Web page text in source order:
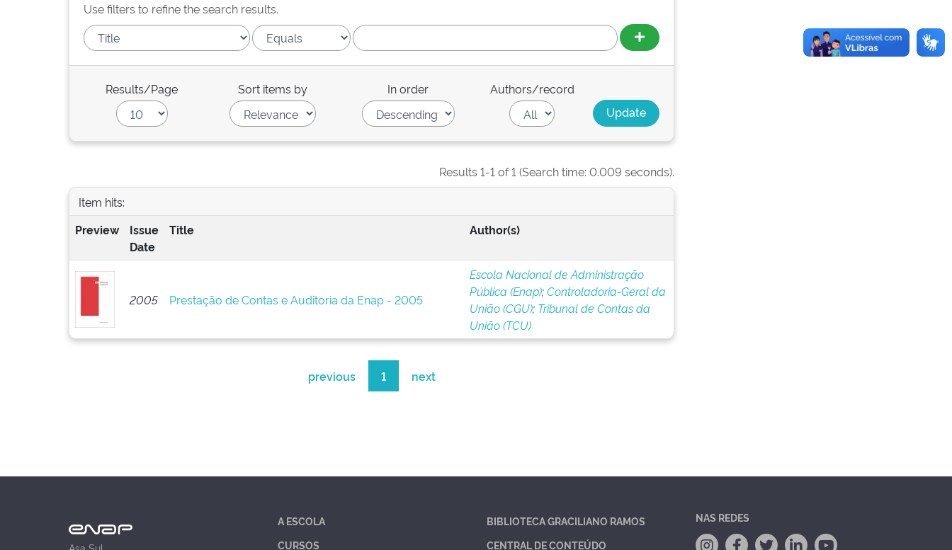
Use filters to refine the search results.
Results/Page Sort items by In order Authors/record
Results 1-1 of 1 (Search time: 0.009 seconds).
Item hits:
Preview
Issue
Date
Title Author(s)
2005 Prestação de Contas e Auditoria da Enap - 2005
Escola Nacional de Administração
Pública (Enap);Controladoria-Geral da
União (CGU); Tribunal de Contas da
União (TCU)
previous 1 next
A ESCOLA
CURSOS
BIBLIOTECA GRACILIANO RAMOS
CENTRAL DE CONTEÚDO
NAS REDES